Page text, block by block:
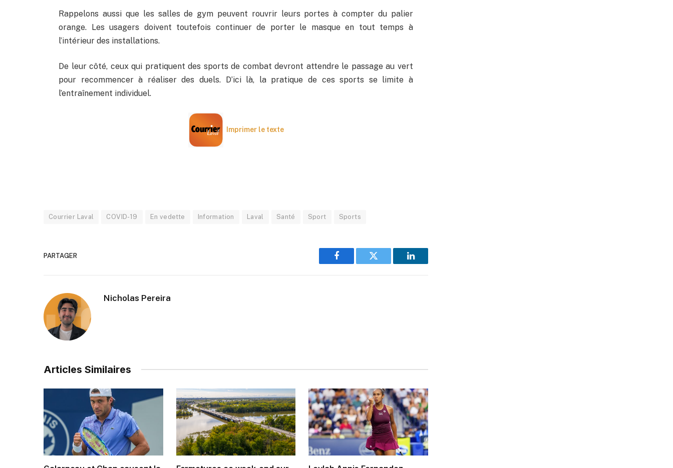
Rappelons aussi que les salles de gym peuvent rouvrir leurs portes à compter du palier
orange. Les usagers doivent toutefois continuer de porter le masque en tout temps à
l’intérieur des installations.
De leur côté, ceux qui pratiquent des sports de combat devront attendre le passage au vert
pour recommencer à réaliser des duels. D’ici là, la pratique de ces sports se limite à
l’entraînement individuel.
Imprimer le texte
Courrier Laval COVID-19 En vedette Information Laval Santé Sport Sports
PARTAGER
Facebook Twitter LinkedIn
Nicholas Pereira
Articles Similaires